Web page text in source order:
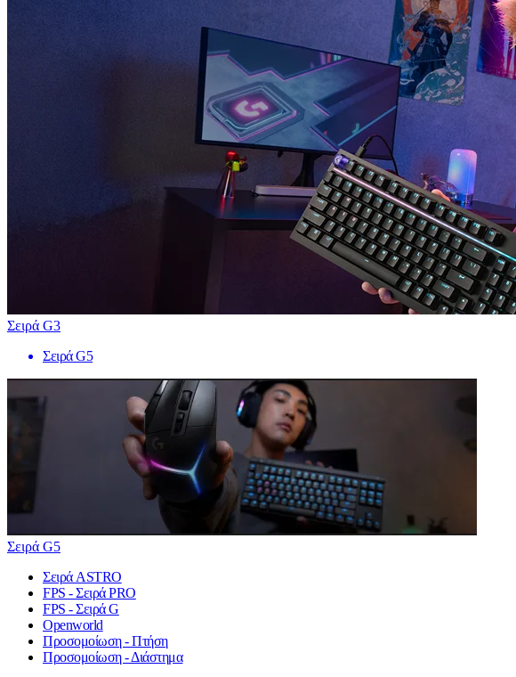
Σειρά G3
Σειρά G5
Σειρά G5
Σειρά ASTRO
FPS - Σειρά PRO
FPS - Σειρά G
Openworld
Προσομοίωση - Πτήση
Προσομοίωση - Διάστημα